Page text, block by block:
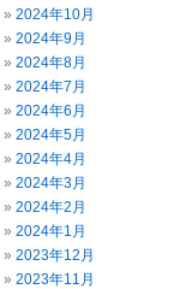
2024年10月
2024年9月
2024年8月
2024年7月
2024年6月
2024年5月
2024年4月
2024年3月
2024年2月
2024年1月
2023年12月
2023年11月